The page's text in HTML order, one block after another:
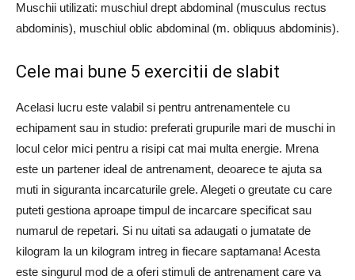
Muschii utilizati: muschiul drept abdominal (musculus rectus
abdominis), muschiul oblic abdominal (m. obliquus abdominis).
Cele mai bune 5 exercitii de slabit
Acelasi lucru este valabil si pentru antrenamentele cu
echipament sau in studio: preferati grupurile mari de muschi in
locul celor mici pentru a risipi cat mai multa energie. Mrena
este un partener ideal de antrenament, deoarece te ajuta sa
muti in siguranta incarcaturile grele. Alegeti o greutate cu care
puteti gestiona aproape timpul de incarcare specificat sau
numarul de repetari. Si nu uitati sa adaugati o jumatate de
kilogram la un kilogram intreg in fiecare saptamana! Acesta
este singurul mod de a oferi stimuli de antrenament care va